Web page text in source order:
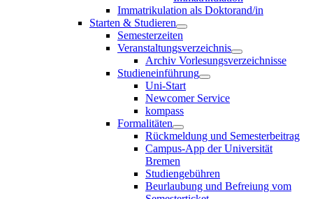
Immatrikulation als Doktorand/in
Starten & Studieren
Semesterzeiten
Veranstaltungsverzeichnis
Archiv Vorlesungsverzeichnisse
Studieneinführung
Uni-Start
Newcomer Service
kompass
Formalitäten
Rückmeldung und Semesterbeitrag
Campus-App der Universität
Bremen
Studiengebühren
Beurlaubung und Befreiung vom